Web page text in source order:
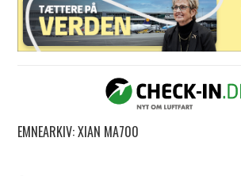
EMNEARKIV:XIAN MA700